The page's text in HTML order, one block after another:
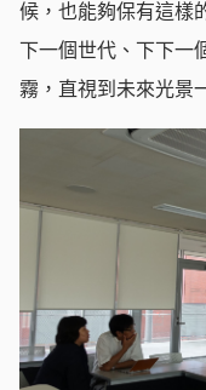
候，也能夠保有這樣
下一個世代、下下一
霧，直視到未來光景